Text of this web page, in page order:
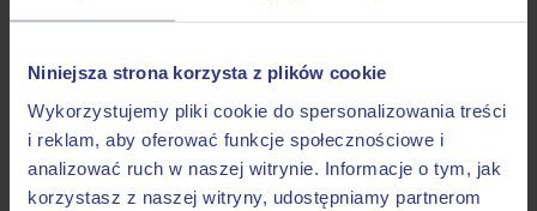
Niniejsza strona korzysta z plików cookie
Wykorzystujemy pliki cookie do spersonalizowania treści
i reklam, aby oferować funkcje społecznościowe i
analizować ruch w naszej witrynie. Informacje o tym, jak
korzystasz z naszej witryny, udostępniamy partnerom
Moje konto
Wodoodporne smycze miejskie